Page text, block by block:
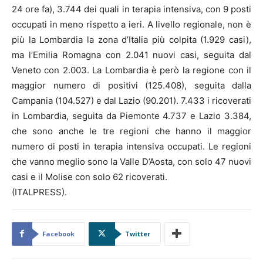
24 ore fa), 3.744 dei quali in terapia intensiva, con 9 posti
occupati in meno rispetto a ieri. A livello regionale, non è
più la Lombardia la zona d’Italia più colpita (1.929 casi),
ma l’Emilia Romagna con 2.041 nuovi casi, seguita dal
Veneto con 2.003. La Lombardia è però la regione con il
maggior numero di positivi (125.408), seguita dalla
Campania (104.527) e dal Lazio (90.201). 7.433 i ricoverati
in Lombardia, seguita da Piemonte 4.737 e Lazio 3.384,
che sono anche le tre regioni che hanno il maggior
numero di posti in terapia intensiva occupati. Le regioni
che vanno meglio sono la Valle D’Aosta, con solo 47 nuovi
casi e il Molise con solo 62 ricoverati.
(ITALPRESS).
Facebook Twitter